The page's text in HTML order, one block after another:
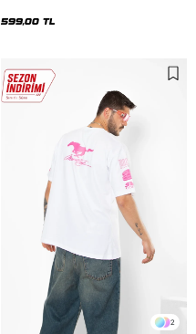
599,00 TL
2